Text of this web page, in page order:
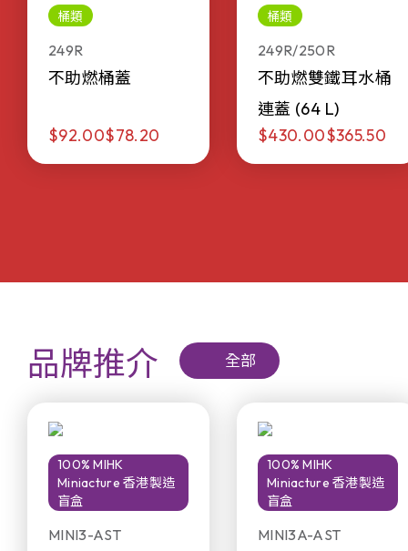
桶類
249R
不助燃桶蓋
$92.00$78.20
桶類
249R/250R
不助燃雙鐵耳水桶
連蓋 (64 L)
$430.00$365.50
品牌推介 全部
100% MIHK
Miniacture 香港製造
盲盒
MINI3-AST
100% MIHK
Miniacture 香港製造
盲盒
MINI3A-AST